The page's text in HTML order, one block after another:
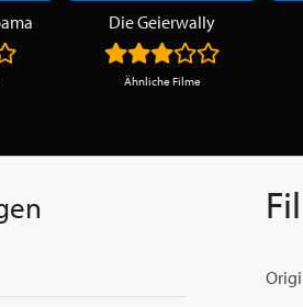
Die Geierwally
Ähnliche Filme